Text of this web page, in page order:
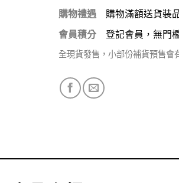
購物禮遇
購物滿額送貨裝
會員積分
登記會員，無門
全現貨發售，小部份補貨預售會